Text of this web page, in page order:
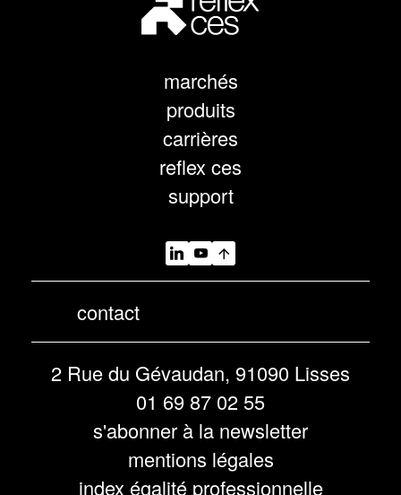
marchés
produits
carrières
reflex ces
support
contact
2 Rue du Gévaudan, 91090 Lisses
01 69 87 02 55
s'abonner à la newsletter
mentions légales
index égalité professionnelle